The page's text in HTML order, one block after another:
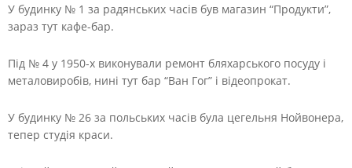
У будинку № 1 за радянських часів був магазин “Продукти”,
зараз тут кафе-бар.
Під № 4 у 1950-х виконували ремонт бляхарського посуду і
металовиробів, нині тут бар “Ван Гог” і відеопрокат.
У будинку № 26 за польських часів була цегельня Нойвонера,
тепер студія краси.